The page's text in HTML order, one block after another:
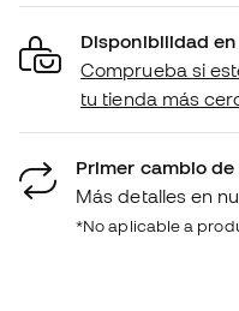
Disponibilidad
Comprueba si
tu tienda más
Primer cambio
Más detalles en
*No aplicable a